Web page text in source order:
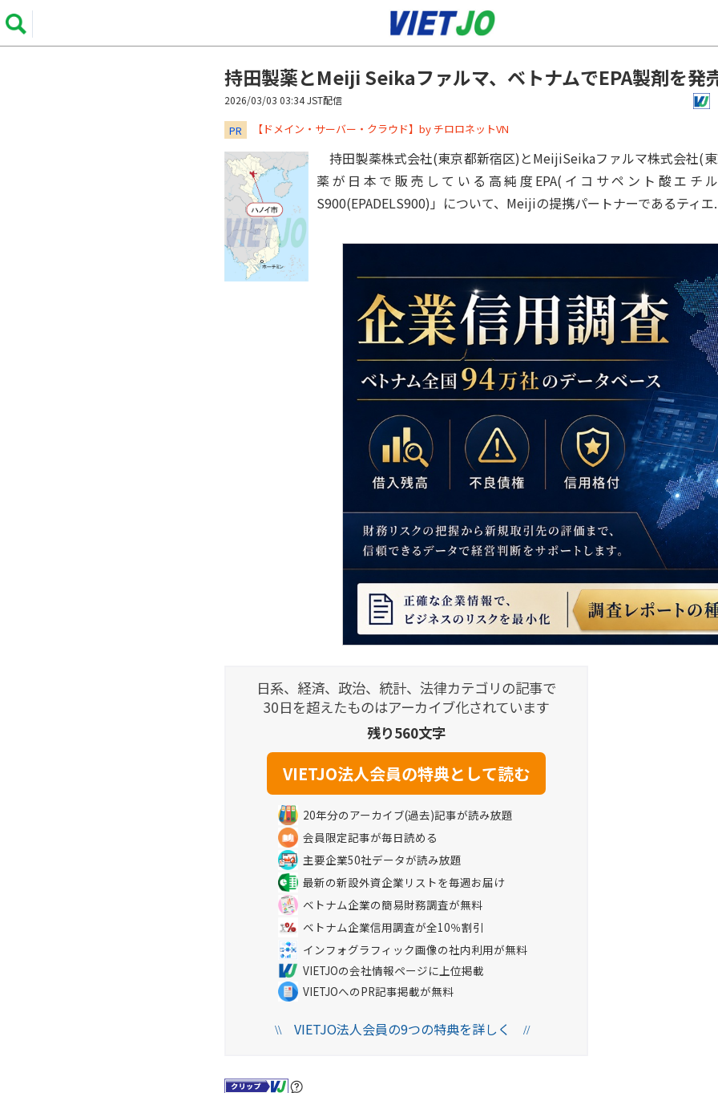
持田製薬とMeiji Seikaファルマ、ベトナムでEPA製剤を発
2026/03/03 03:34 JST配信
PR ​​​​​​​【ドメイン・サーバー・クラウド】by チロロネットVN
持田製薬株式会社(東京都新宿区)とMeijiSeikaファルマ株式会社(
薬が日本で販売している高純度EPA(イコサペント酸エチ
S900(EPADELS900)」について、Meijiの提携パートナーであるティエ
日系、経済、政治、統計、法律カテゴリの記事で
30日を超えたものはアーカイブ化されています
残り560文字
20年分のアーカイブ(過去)記事が読み放題
会員限定記事が毎日読める
主要企業50社データが読み放題
最新の新設外資企業リストを毎週お届け
ベトナム企業の簡易財務調査が無料
ベトナム企業信用調査が全10％割引
インフォグラフィック画像の社内利用が無料
VIETJOの会社情報ページに上位掲載
VIETJOへのPR記事掲載が無料
\\VIETJO法人会員の9つの特典を詳しく //